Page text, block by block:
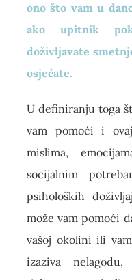
ono što vam u
ako upitnik
doživljavate
osjećate.
U definiranju toga
vam pomoći i
mislima,
socijalnim
psiholoških
može vam pomoći
vašoj okolini ili
izaziva